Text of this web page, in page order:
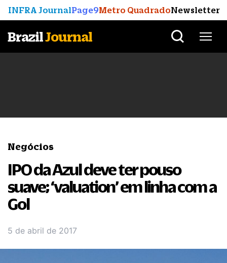
INFRA JournalPage9Metro QuadradoNewsletter
BrazilJournal
Negócios
IPO da Azul deve ter pouso
suave; ‘valuation’ em linha com a
Gol
5 de abril de 2017